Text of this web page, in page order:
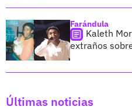
Farándula
Kaleth
extraños
Últimas noticias